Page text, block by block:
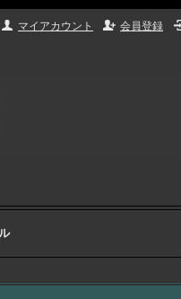
会員登録
マイアカウント